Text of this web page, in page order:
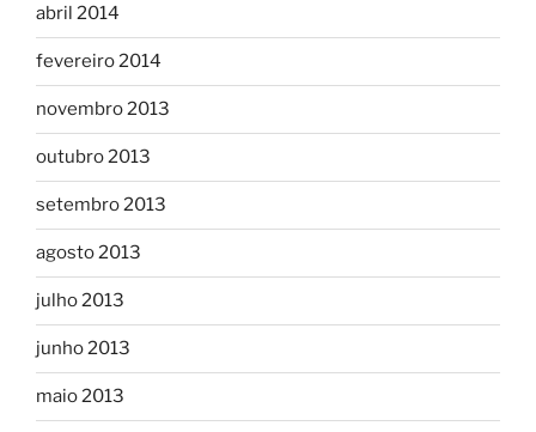
abril 2014
fevereiro 2014
novembro 2013
outubro 2013
setembro 2013
agosto 2013
julho 2013
junho 2013
maio 2013